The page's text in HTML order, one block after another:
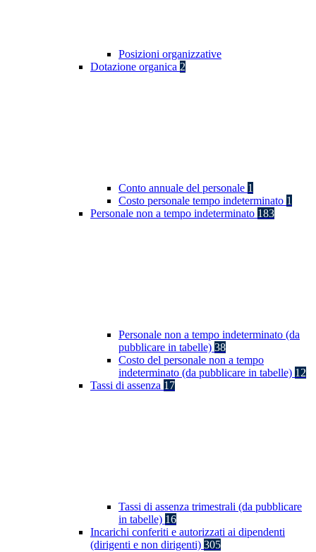
Posizioni organizzative
Dotazione organica 2
Conto annuale del personale 1
Costo personale tempo indeterminato 1
Personale non a tempo indeterminato 183
Personale non a tempo indeterminato (da
pubblicare in tabelle) 38
Costo del personale non a tempo
indeterminato (da pubblicare in tabelle) 12
Tassi di assenza 17
Tassi di assenza trimestrali (da pubblicare
in tabelle) 16
Incarichi conferiti e autorizzati ai dipendenti
(dirigenti e non dirigenti) 305